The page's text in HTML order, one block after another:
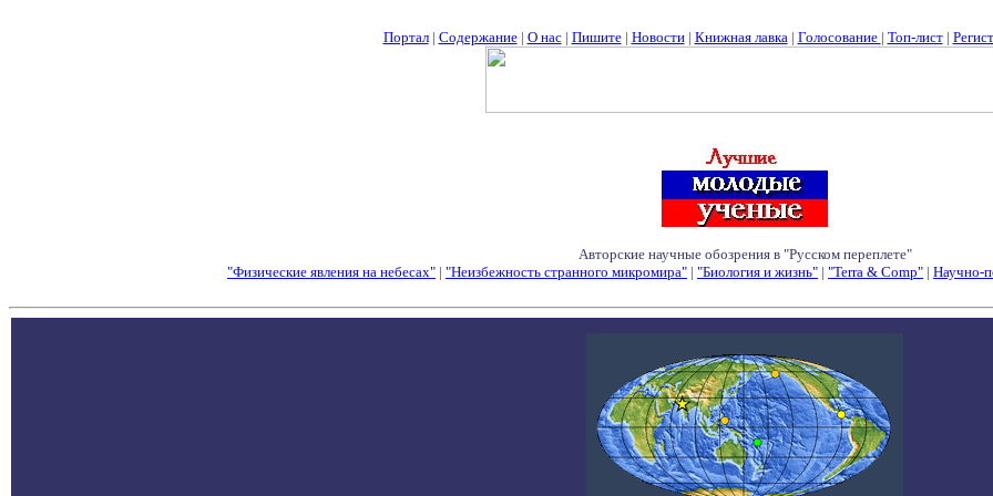
Портал| Содержание| О нас| Пишите| Новости| Книжная лавка| Голосование | Топ-лист|
Авторские научные обозрения в "Русском переплете"
"Физические явления на небесах" | "Неизбежность странного микромира" | "Биология и жизнь" | "Terra & Comp" | Научно-